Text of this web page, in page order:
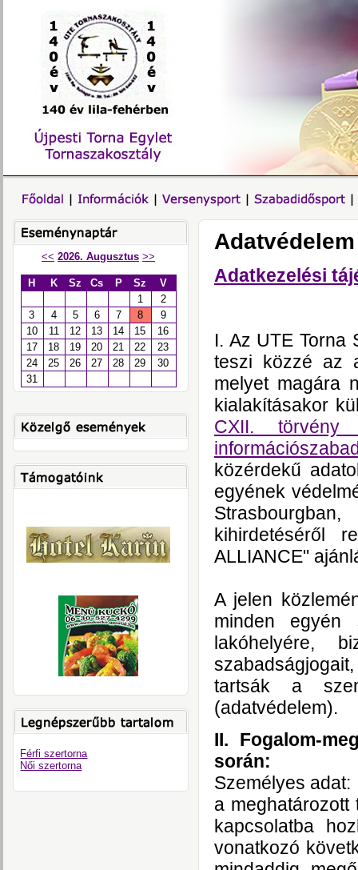
<< 2026. Augusztus >>
H K Sz Cs P Sz
V
1
2
3
4 5 6 7 8
9
10
11 12 13 14 15
16
17
18 19 20 21 22
23
24
25 26 27 28 29
30
31
Férfi szertorna
Női szertorna
Adatvédelem
Adatkezelési
I. Az UTE Torna
teszi közzé az
melyet magára
kialakításakor
CXII. törvény
közérdekű
egyének
kihirdetéséről
ALLIANCE"
A jelen
minden egyén
lakóhelyére,
tartsák a
(adatvédelem).
II. Fogalom-
során:
Személyes adat:
a meghatározott
kapcsolatba
vonatkozó